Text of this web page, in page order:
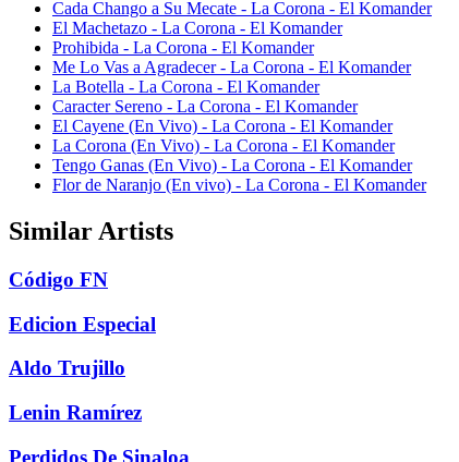
Cada Chango a Su Mecate - La Corona - El Komander
El Machetazo - La Corona - El Komander
Prohibida - La Corona - El Komander
Me Lo Vas a Agradecer - La Corona - El Komander
La Botella - La Corona - El Komander
Caracter Sereno - La Corona - El Komander
El Cayene (En Vivo) - La Corona - El Komander
La Corona (En Vivo) - La Corona - El Komander
Tengo Ganas (En Vivo) - La Corona - El Komander
Flor de Naranjo (En vivo) - La Corona - El Komander
Similar Artists
Código FN
Edicion Especial
Aldo Trujillo
Lenin Ramírez
Perdidos De Sinaloa